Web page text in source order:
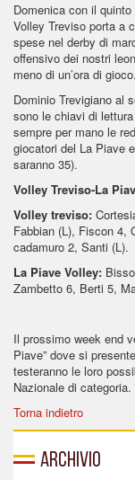
Domenica con il
Volley Treviso porta a
spese nel derby di
offensivo dei nostri
meno di un’ora di gioco.
Dominio Trevigiano al
sono le chiavi di
sempre per mano le
giocatori del La Piave
saranno 35).
Volley Treviso-La
Volley treviso:
Fabbian (L), Fiscon 4,
cadamuro 2, Santi (L).
La Piave Volley:
Zambetto 6, Berti 5,
Il prossimo week end
Piave” dove si
testeranno le loro
Nazionale di categoria.
Torna indietro
Archivio